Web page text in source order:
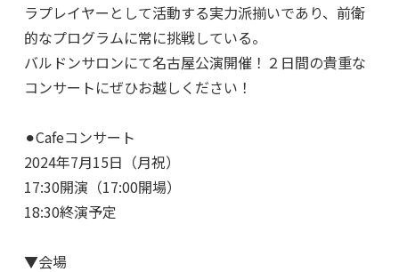
ラプレイヤーとして活動する実力派揃いであり、前衛
的なプログラムに常に挑戦している。
バルドンサロンにて名古屋公演開催！２日間の貴重な
コンサートにぜひお越しください！
⚫︎Cafeコンサート
2024年7月15日（月祝）
17:30開演（17:00開場）
18:30終演予定
▼会場